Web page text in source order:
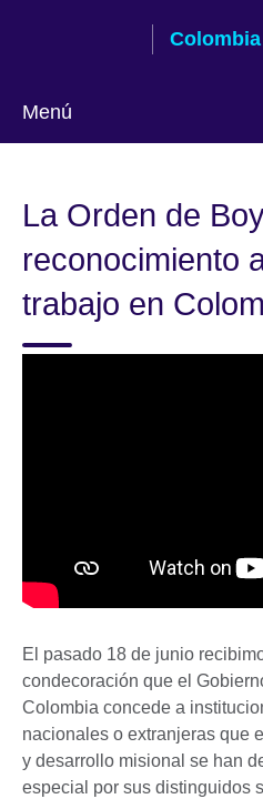
Colombia
Menú
idioma
La Orden de
reconocimiento
trabajo en
El pasado 18 de junio
condecoración que el
Colombia concede a
nacionales o extranjeras que
y desarrollo misional se han
especial por sus distinguidos